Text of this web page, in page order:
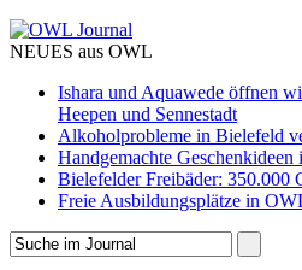
NEUES aus OWL
Ishara und Aquawede öffnen
Heepen und Sennestadt
Alkoholprobleme in Bielefeld
Handgemachte
Bielefelder Freibäder: 350.000
Freie Ausbildungsplätze in